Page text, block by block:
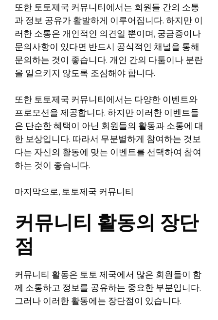
또한 토토제국 커뮤니티에서는 회원들 간의 소통
과 정보 공유가 활발하게 이루어집니다. 하지만 이
러한 소통은 개인적인 의견일 뿐이며, 궁금증이나
문의사항이 있다면 반드시 공식적인 채널을 통해
문의하는 것이 좋습니다. 개인 간의 다툼이나 분란
을 일으키지 않도록 조심해야 합니다.
또한 토토제국 커뮤니티에서는 다양한 이벤트와
프로모션을 제공합니다. 하지만 이러한 이벤트들
은 단순한 혜택이 아닌 회원들의 활동과 소통에 대
한 보상입니다. 따라서 무분별하게 참여하는 것보
다는 자신의 활동에 맞는 이벤트를 선택하여 참여
하는 것이 좋습니다.
마지막으로, 토토제국 커뮤니티
커뮤니티 활동의 장단
점
커뮤니티 활동은 토토 제국에서 많은 회원들이 함
께 소통하고 정보를 공유하는 중요한 부분입니다.
그러나 이러한 활동에는 장단점이 있습니다.